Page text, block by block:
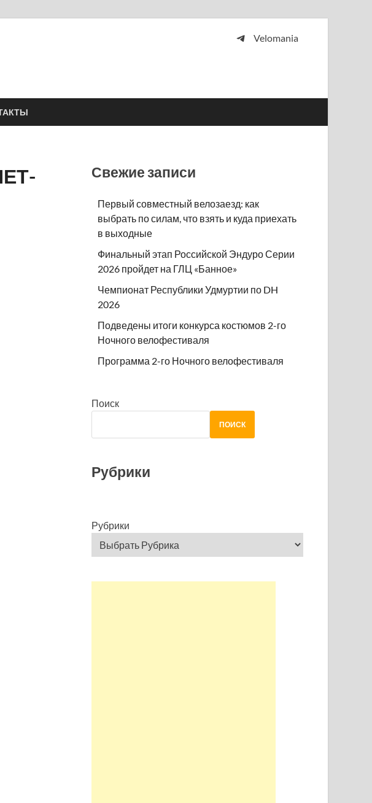
Velomania
Свежие записи
Первый совместный велозаезд: как
выбрать по силам, что взять и куда приехать
в выходные
Финальный этап Российской Эндуро Серии
2026 пройдет на ГЛЦ «Банное»
Чемпионат Республики Удмуртии по DH
2026
Подведены итоги конкурса костюмов 2-го
Ночного велофестиваля
Программа 2-го Ночного велофестиваля
Поиск
ПОИСК
Рубрики
Рубрики